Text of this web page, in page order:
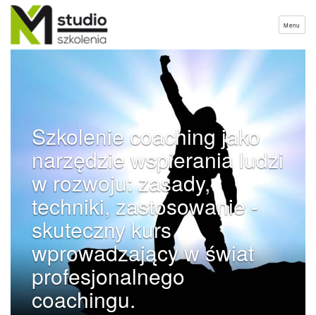
Menu
Szkolenie coaching jako
narzędzie wspierania ludzi
w rozwoju: zasady,
techniki, zastosowanie -
skuteczny kurs
wprowadzający w świat
profesjonalnego
coachingu.